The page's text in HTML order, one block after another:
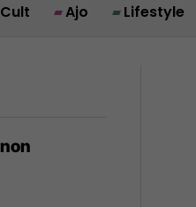
Cult Ajo Lifestyle